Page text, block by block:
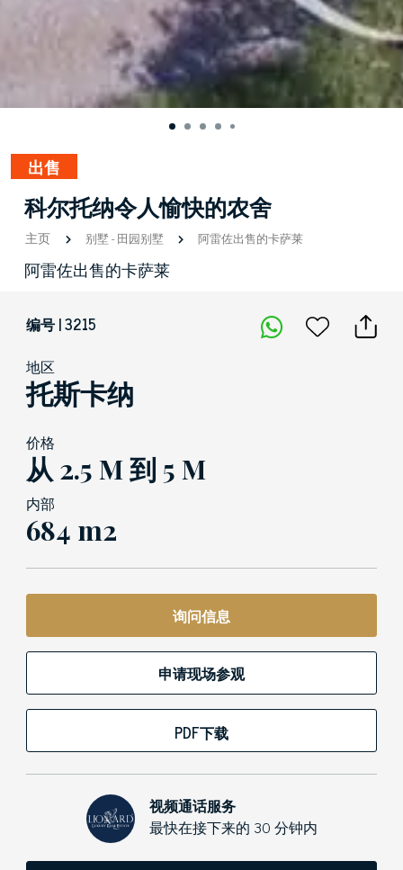
出售
科尔托纳令人愉快的农舍
主页 别墅-田园别墅 阿雷佐出售的卡萨莱
阿雷佐出售的卡萨莱
编号 | 3215
地区
托斯卡纳
价格
从 2.5 M 到 5 M
内部
684 m2
询问信息
申请现场参观
PDF下载
视频通话服务
最快在接下来的 30 分钟内